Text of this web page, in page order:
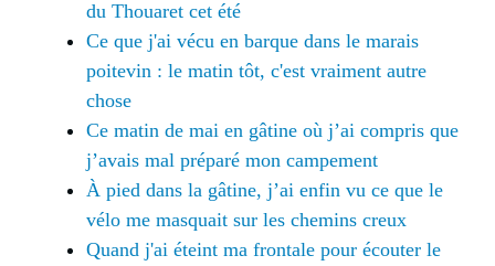
du Thouaret cet été
Ce que j'ai vécu en barque dans le marais
poitevin : le matin tôt, c'est vraiment autre
chose
Ce matin de mai en gâtine où j’ai compris que
j’avais mal préparé mon campement
À pied dans la gâtine, j’ai enfin vu ce que le
vélo me masquait sur les chemins creux
Quand j'ai éteint ma frontale pour écouter le